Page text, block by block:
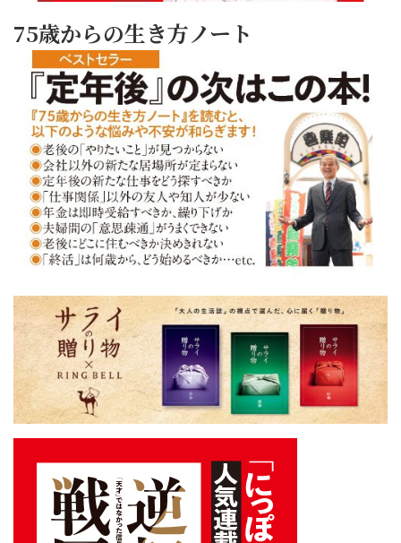
75歳からの生き方ノート